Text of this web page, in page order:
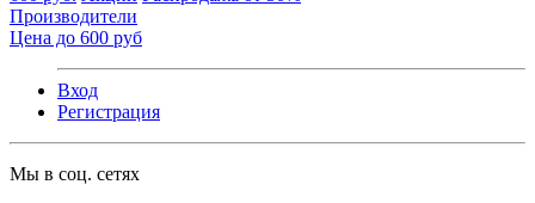
Производители
Цена до 600 руб
Вход
Регистрация
Мы в соц. сетях